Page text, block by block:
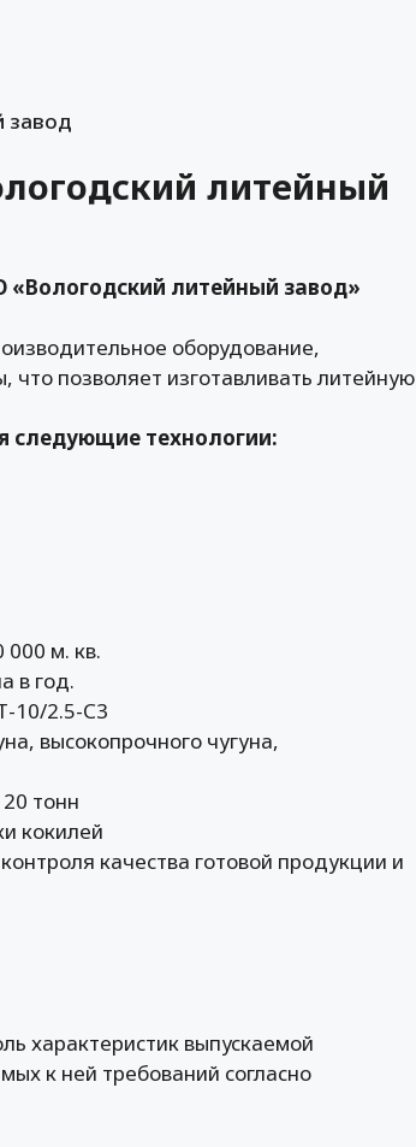
завод
литейный
«Вологодский литейный завод»
оборудование,
позволяет изготавливать литейную
следующие технологии:
м. кв.
в год.
10/2.5-С3
высокопрочного чугуна,
тонн
кокилей
качества готовой продукции и
характеристик выпускаемой
к ней требований согласно